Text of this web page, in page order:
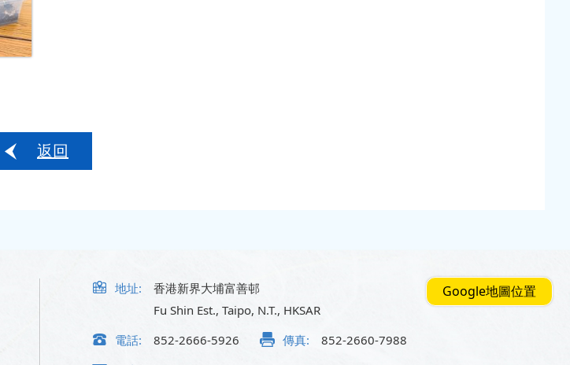
返回
Google地圖位置
地址:
香港新界大埔富善邨
Fu Shin Est., Taipo, N.T., HKSAR
電話:
852-2666-5926 傳真:
852-2660-7988